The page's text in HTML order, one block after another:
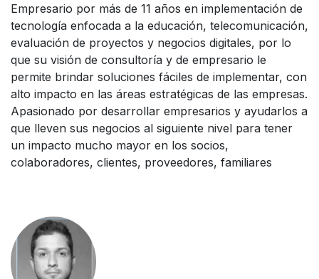
Empresario por más de 11 años en implementación de
tecnología enfocada a la educación, telecomunicación,
evaluación de proyectos y negocios digitales, por lo
que su visión de consultoría y de empresario le
permite brindar soluciones fáciles de implementar, con
alto impacto en las áreas estratégicas de las empresas.
Apasionado por desarrollar empresarios y ayudarlos a
que lleven sus negocios al siguiente nivel para tener
un impacto mucho mayor en los socios,
colaboradores, clientes, proveedores, familiares